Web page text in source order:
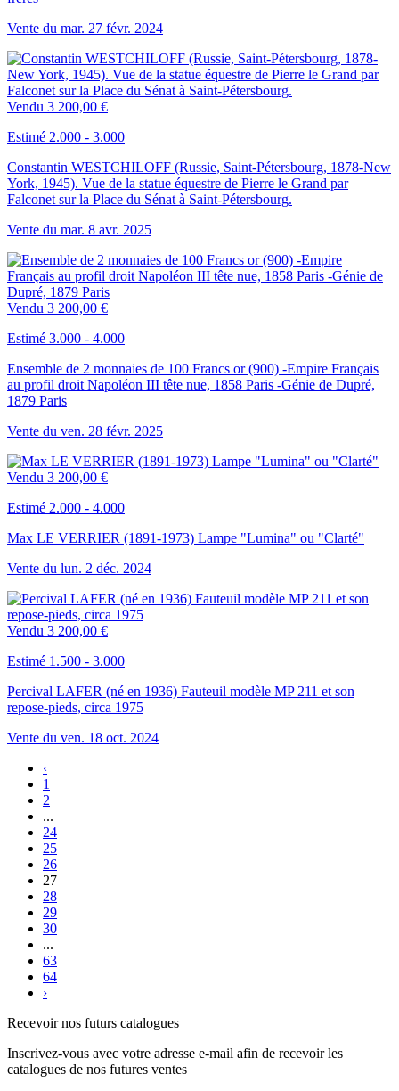
Vente du mar. 27 févr. 2024
Vendu 3 200,00 €
Estimé 2.000 - 3.000
Constantin WESTCHILOFF (Russie, Saint-Pétersbourg, 1878-New
York, 1945). Vue de la statue équestre de Pierre le Grand par
Falconet sur la Place du Sénat à Saint-Pétersbourg.
Vente du mar. 8 avr. 2025
Vendu 3 200,00 €
Estimé 3.000 - 4.000
Ensemble de 2 monnaies de 100 Francs or (900) -Empire Français
au profil droit Napoléon III tête nue, 1858 Paris -Génie de Dupré,
1879 Paris
Vente du ven. 28 févr. 2025
Vendu 3 200,00 €
Estimé 2.000 - 4.000
Max LE VERRIER (1891-1973) Lampe "Lumina" ou "Clarté"
Vente du lun. 2 déc. 2024
Vendu 3 200,00 €
Estimé 1.500 - 3.000
Percival LAFER (né en 1936) Fauteuil modèle MP 211 et son
repose-pieds, circa 1975
Vente du ven. 18 oct. 2024
‹
1
2
...
24
25
26
27
28
29
30
...
63
64
›
Recevoir nos futurs catalogues
Inscrivez-vous avec votre adresse e-mail afin de recevoir les
catalogues de nos futures ventes